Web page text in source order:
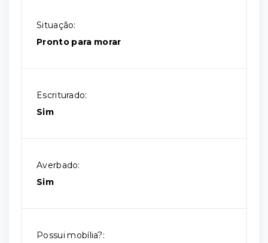
Situação:
Pronto para morar
Escriturado:
Sim
Averbado:
Sim
Possui mobília?: